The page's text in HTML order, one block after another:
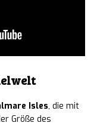
Isles, die mit
Größe des